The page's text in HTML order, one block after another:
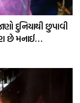
દુનિયાથી છુપાવી
છે મનાઈ…